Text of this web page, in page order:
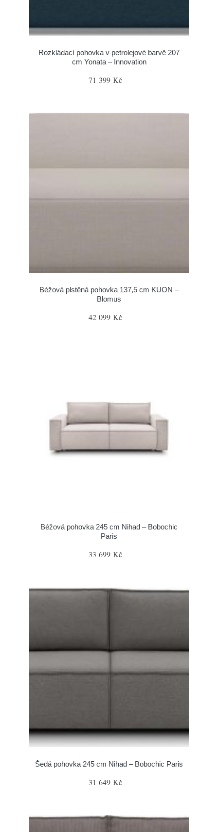
Rozkládací pohovka v petrolejové barvě 207
cm Yonata – Innovation
71 399 Kč
Béžová plstěná pohovka 137,5 cm KUON –
Blomus
42 099 Kč
Béžová pohovka 245 cm Nihad – Bobochic
Paris
33 699 Kč
Šedá pohovka 245 cm Nihad – Bobochic Paris
31 649 Kč